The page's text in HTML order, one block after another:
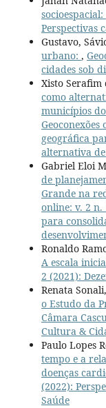
socioespacial:
Perspectivas
Gustavo,
urbano: ,
cidades sob
Xisto Serafim
como
municípios
geográfica
alternativa
Gabriel Eloi
de
Grande na
online: v. 2
para
Ronaldo
A escala
2 (2021):
Renata
o Estudo da
Câmara
Cultura &
Paulo Lopes
tempo e a
doenças
(2022):
Saúde